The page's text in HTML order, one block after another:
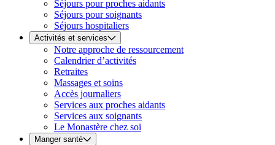
Séjours pour proches aidants
Séjours pour soignants
Séjours hospitaliers
Activités et services
Notre approche de ressourcement
Calendrier d’activités
Retraites
Massages et soins
Accès journaliers
Services aux proches aidants
Services aux soignants
Le Monastère chez soi
Manger santé